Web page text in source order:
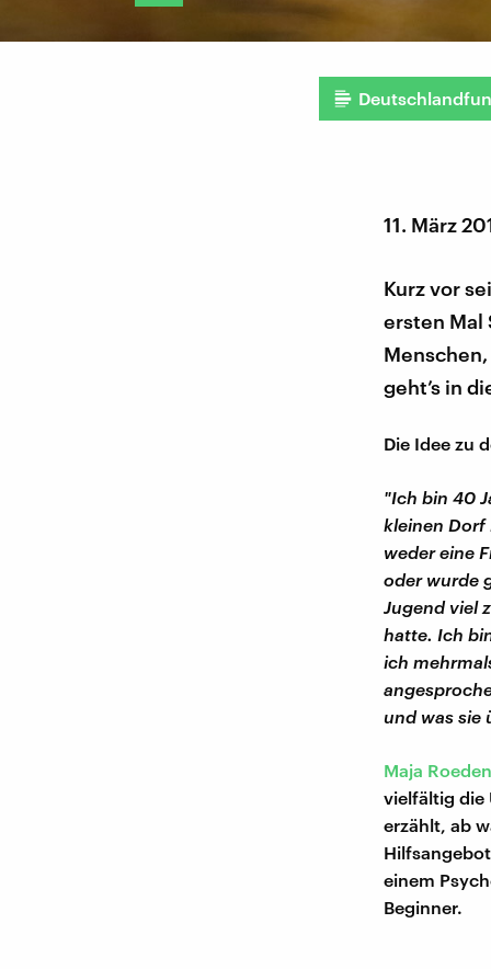
11. März
Kurz vor
ersten Mal
geht’s in
Die Idee zu
"Ich bin 40
kleinen Dorf
weder eine
oder wurde
Jugend viel
hatte. Ich
ich
und was sie
Maja
vielfältig die
erzählt, ab
einem
Beginner.